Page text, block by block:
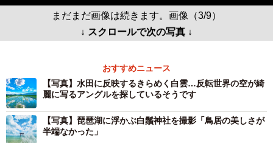
まだまだ画像は続きます。画像（3/9）
↓ スクロールで次の写真 ↓
おすすめニュース
【写真】水田に反映するきらめく白雲…反転世界の空が綺
麗に写るアングルを探しているそうです
【写真】琵琶湖に浮かぶ白鬚神社を撮影「鳥居の美しさが
半端なかった」